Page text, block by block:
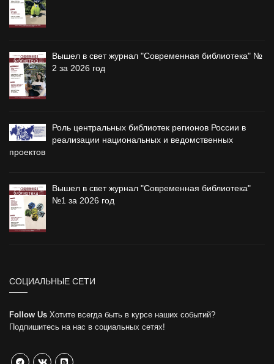
Вышел в свет журнал "Современная библиотека" №
2 за 2026 год
Роль центральных библиотек регионов России в
реализации национальных и ведомственных
проектов
Вышел в свет журнал "Современная библиотека"
№1 за 2026 год
СОЦИАЛЬНЫЕ СЕТИ
Follow Us Хотите всегда быть в курсе наших событий?
Подпишитесь на нас в социальных сетях!